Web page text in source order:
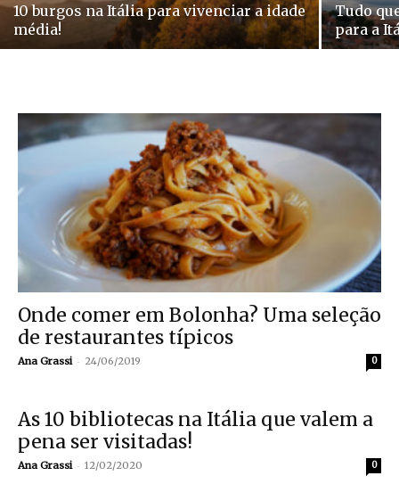
10 burgos na Itália para vivenciar a idade
média!
Tudo
para a
Onde comer em Bolonha? Uma seleção
de restaurantes típicos
Ana Grassi - 24/06/2019 0
As 10 bibliotecas na Itália que valem a
pena ser visitadas!
Ana Grassi - 12/02/2020 0